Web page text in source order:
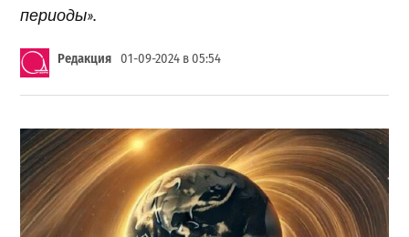
периоды».
Редакция 01-09-2024 в 05:54